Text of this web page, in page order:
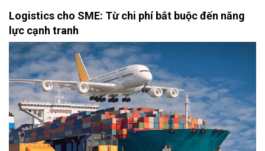
Logistics cho SME: Từ chi phí bắt buộc đến năng
lực cạnh tranh